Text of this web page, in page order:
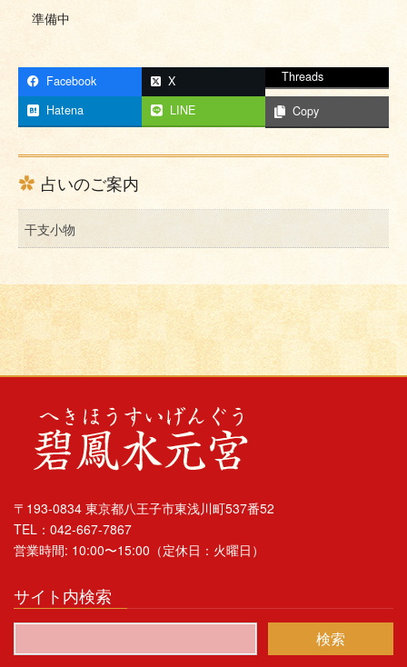
準備中
Facebook X Threads
Hatena LINE Copy
占いのご案内
干支小物
〒193-0834 東京都八王子市東浅川町537番52
TEL：042-667-7867
営業時間: 10:00〜15:00（定休日：火曜日）
サイト内検索